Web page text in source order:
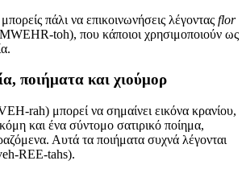
πάλι να επικοινωνήσεις λέγοντας flor
toh), που κάποιοι χρησιμοποιούν ως
ποιήματα και χιούμορ
rah) μπορεί να σημαίνει εικόνα κρανίου,
και ένα σύντομο σατιρικό ποίημα,
Αυτά τα ποιήματα συχνά λέγονται
REE-tahs).